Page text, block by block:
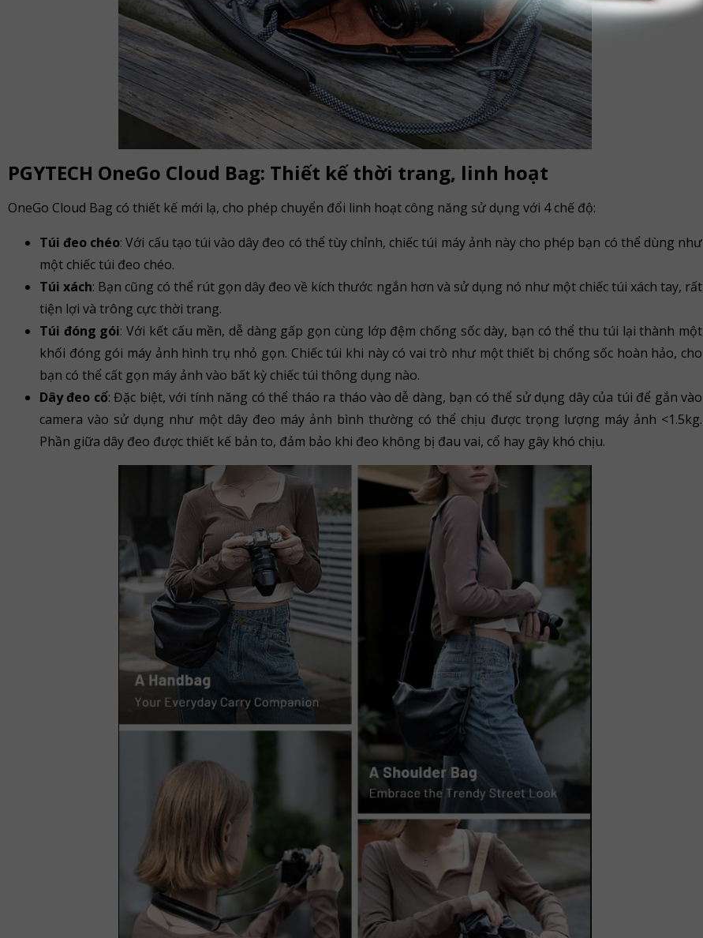
PGYTECH OneGo Cloud Bag: Thiết kế thời trang, linh hoạt
OneGo Cloud Bag có thiết kế mới lạ, cho phép chuyển đổi linh hoạt công năng sử dụng với 4 chế độ:
Túi đeo chéo: Với cấu tạo túi vào dây đeo có thể tùy chỉnh, chiếc túi máy ảnh này cho phép bạn có thể dùng như
một chiếc túi đeo chéo.
Túi xách: Bạn cũng có thể rút gọn dây đeo về kích thước ngắn hơn và sử dụng nó như một chiếc túi xách tay, rất
tiện lợi và trông cực thời trang.
Túi đóng gói: Với kết cấu mền, dễ dàng gấp gọn cùng lớp đệm chống sốc dày, bạn có thể thu túi lại thành một
khối đóng gói máy ảnh hình trụ nhỏ gọn. Chiếc túi khi này có vai trò như một thiết bị chống sốc hoàn hảo, cho
bạn có thể cất gọn máy ảnh vào bất kỳ chiếc túi thông dụng nào.
Dây đeo cổ: Đặc biệt, với tính năng có thể tháo ra tháo vào dễ dàng, bạn có thể sử dụng dây của túi để gắn vào
camera vào sử dụng như một dây đeo máy ảnh bình thường có thể chịu được trọng lượng máy ảnh <1.5kg.
Phần giữa dây đeo được thiết kế bản to, đảm bảo khi đeo không bị đau vai, cổ hay gây khó chịu.